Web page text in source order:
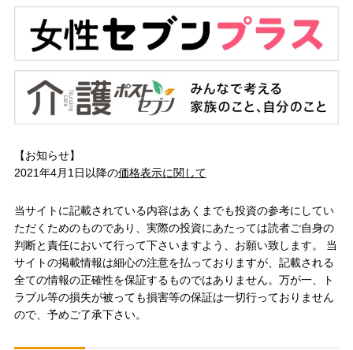
【お知らせ】
2021年4月1日以降の価格表示に関して
当サイトに記載されている内容はあくまでも投資の参考にしてい
ただくためのものであり、実際の投資にあたっては読者ご自身の
判断と責任において行って下さいますよう、お願い致します。 当
サイトの掲載情報は細心の注意を払っておりますが、記載される
全ての情報の正確性を保証するものではありません。万が一、ト
ラブル等の損失が被っても損害等の保証は一切行っておりません
ので、予めご了承下さい。